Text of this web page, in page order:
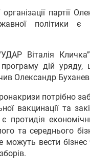
організації партії
політики
Віталія
дій уряду,
Олександр
потрібно
вакцинації та
протидія
та середнього
можуть вести